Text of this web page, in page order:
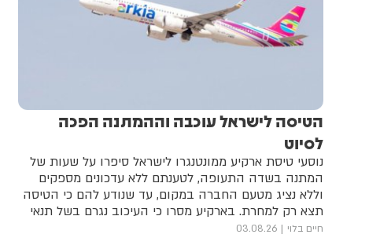
הטיסה לישראל עוכבה וההמתנה הפכה
לסיוט
נוסעי טיסת ארקיע ממונטנגרו לישראל סיפרו על שעות של
המתנה בשדה התעופה, לטענתם ללא עדכונים מספקים
וללא נציג מטעם החברה במקום, עד שנודע להם כי הטיסה
תצא רק למחרת. בארקיע מסרו כי העיכוב נגרם בשל תנאי
מזג האוויר ומגבלות שעות העבודה של צוות האוויר
חיים בלוי 03.08.26